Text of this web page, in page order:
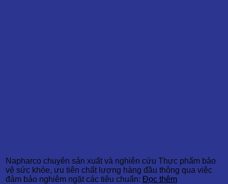
Napharco chuyên sản xuất và nghiên cứu Thực phẩm bảo
vệ sức khỏe, ưu tiên chất lượng hàng đầu thông qua việc
đảm bảo nghiêm ngặt các tiêu chuẩn: Đọc thêm